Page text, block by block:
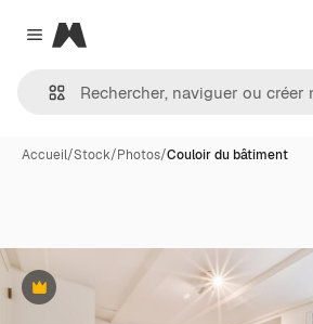
Close menu
Magnific
Accueil/Stock/Photos/Couloir du bâtiment
Premium